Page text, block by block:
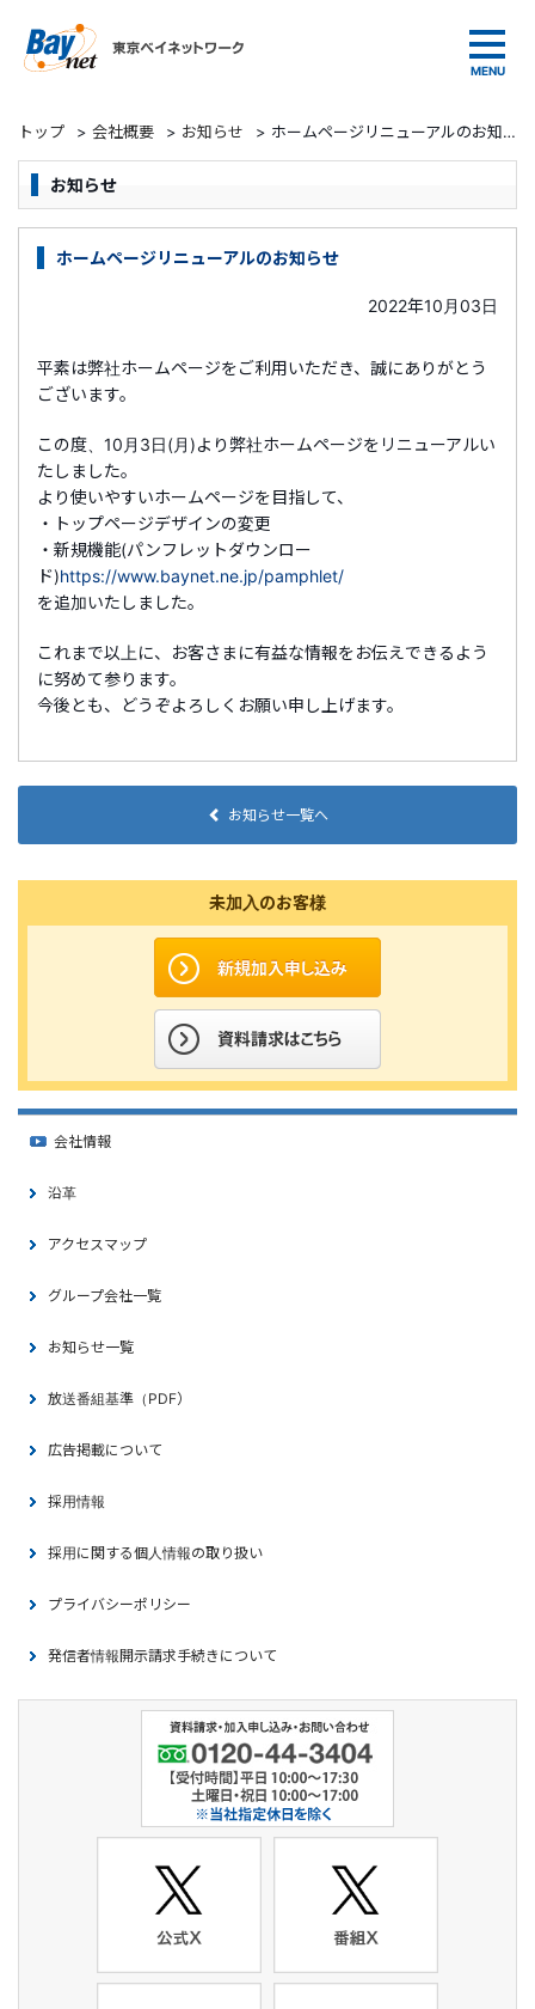
トップ > 会社概要 > お知らせ > ホームページリニューアルのお知らせ
お知らせ
ホームページリニューアルのお知らせ
2022年10月03日
平素は弊社ホームページをご利用いただき、誠にありがとう
ございます。
この度、10月3日(月)より弊社ホームページをリニューアルい
たしました。
より使いやすいホームページを目指して、
・トップページデザインの変更
・新規機能(パンフレットダウンロー
ド)https://www.baynet.ne.jp/pamphlet/
を追加いたしました。
これまで以上に、お客さまに有益な情報をお伝えできるよう
に努めて参ります。
今後とも、どうぞよろしくお願い申し上げます。
お知らせ一覧へ
未加入のお客様
会社情報
沿革
アクセスマップ
グループ会社一覧
お知らせ一覧
放送番組基準（PDF）
広告掲載について
採用情報
採用に関する個人情報の取り扱い
プライバシーポリシー
発信者情報開示請求手続きについて